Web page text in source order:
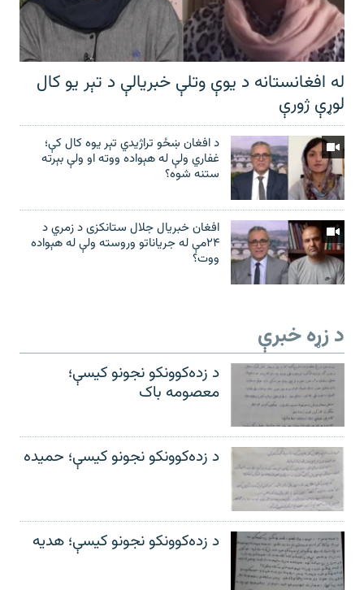
له افغانستانه د یوې وتلې خبریالې د تېر يو کال
لوړې ژورې
د افغان ښځو تراژیدي تېر یوه کال کې؛
غفاري ولې له هېواده ووته او ولې بېرته
ستنه شوه؟
افغان خبریال جلال ستانکزی د زمري د
۲۴مې له جریاناتو وروسته ولې له هېواده
ووت؟
د زړه خبرې
د زده‌کوونکو نجونو کیسې؛
معصومه باک
د زده‌کوونکو نجونو کیسې؛ حمیده
د زده‌کوونکو نجونو کیسې؛ هدیه